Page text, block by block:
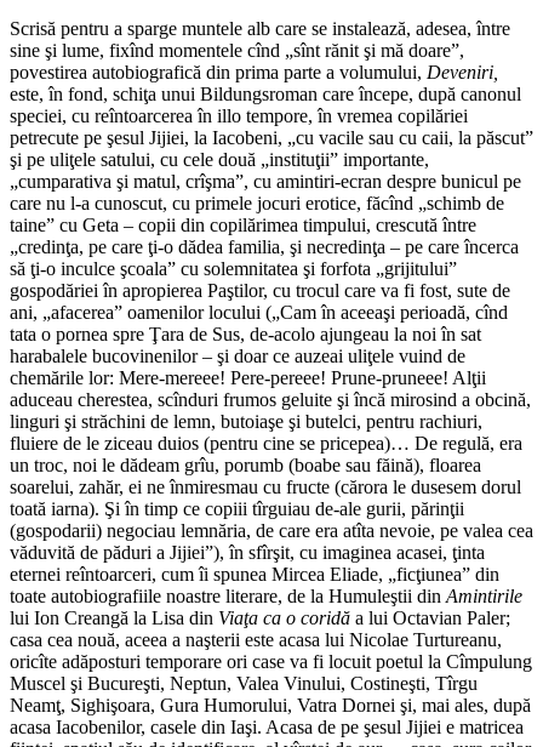
Scrisă pentru a sparge muntele alb care se instalează, adesea, între
sine şi lume, fixînd momentele cînd „sînt rănit şi mă doare”,
povestirea autobiografică din prima parte a volumului, Deveniri,
este, în fond, schiţa unui Bildungsroman care începe, după canonul
speciei, cu reîntoarcerea în illo tempore, în vremea copilăriei
petrecute pe şesul Jijiei, la Iacobeni, „cu vacile sau cu caii, la păscut”
şi pe uliţele satului, cu cele două „instituţii” importante,
„cumparativa şi matul, crîşma”, cu amintiri-ecran despre bunicul pe
care nu l-a cunoscut, cu primele jocuri erotice, făcînd „schimb de
taine” cu Geta – copii din copilărimea timpului, crescută între
„credinţa, pe care ţi-o dădea familia, şi necredinţa – pe care încerca
să ţi-o inculce şcoala” cu solemnitatea şi forfota „grijitului”
gospodăriei în apropierea Paştilor, cu trocul care va fi fost, sute de
ani, „afacerea” oamenilor locului („Cam în aceeaşi perioadă, cînd
tata o pornea spre Ţara de Sus, de-acolo ajungeau la noi în sat
harabalele bucovinenilor – şi doar ce auzeai uliţele vuind de
chemările lor: Mere-mereee! Pere-pereee! Prune-pruneee! Alţii
aduceau cherestea, scînduri frumos geluite şi încă mirosind a obcină,
linguri şi străchini de lemn, butoiaşe şi butelci, pentru rachiuri,
fluiere de le ziceau duios (pentru cine se pricepea)… De regulă, era
un troc, noi le dădeam grîu, porumb (boabe sau făină), floarea
soarelui, zahăr, ei ne înmiresmau cu fructe (cărora le dusesem dorul
toată iarna). Şi în timp ce copiii tîrguiau de-ale gurii, părinţii
(gospodarii) negociau lemnăria, de care era atîta nevoie, pe valea cea
văduvită de păduri a Jijiei”), în sfîrşit, cu imaginea acasei, ţinta
eternei reîntoarceri, cum îi spunea Mircea Eliade, „ficţiunea” din
toate autobiografiile noastre literare, de la Humuleştii dinAmintirile
lui Ion Creangă la Lisa din Viaţa ca o coridă a lui Octavian Paler;
casa cea nouă, aceea a naşterii este acasa lui Nicolae Turtureanu,
oricîte adăposturi temporare ori case va fi locuit poetul la Cîmpulung
Muscel şi Bucureşti, Neptun, Valea Vinului, Costineşti, Tîrgu
Neamţ, Sighişoara, Gura Humorului, Vatra Dornei şi, mai ales, după
acasa Iacobenilor, casele din Iaşi. Acasa de pe şesul Jijiei e matricea